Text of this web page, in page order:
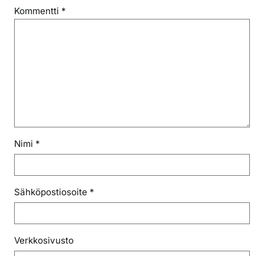
Kommentti *
Nimi *
Sähköpostiosoite *
Verkkosivusto